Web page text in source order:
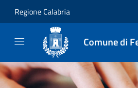
Regione Calabria
Comune di